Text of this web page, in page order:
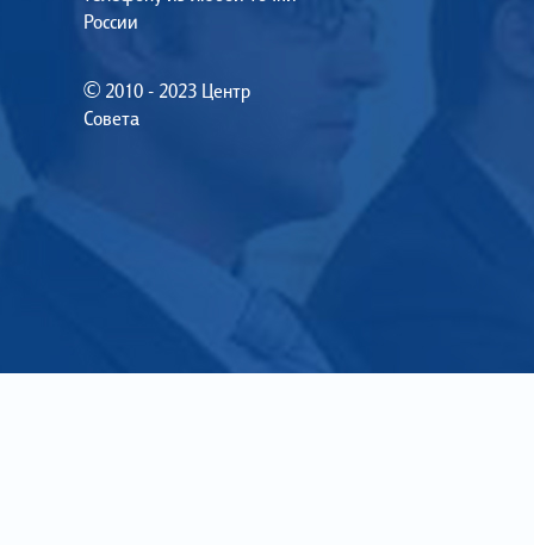
России
© 2010 - 2023 Центр
Совета